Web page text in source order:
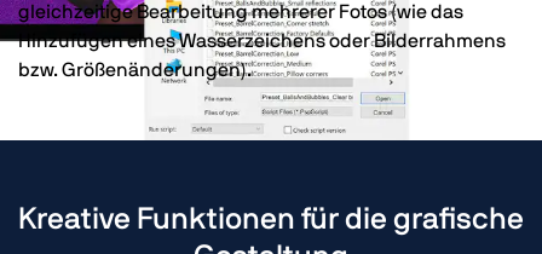
gleichzeitige Bearbeitung mehrerer Fotos (wie das
Hinzufügen eines Wasserzeichens oder Bilderrahmens
bzw. Größenänderungen).
Kreative Funktionen für die grafische